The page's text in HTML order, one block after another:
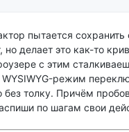
пытается
делает это как-то
с этим
режим
без толку. Причём
по шагам свои